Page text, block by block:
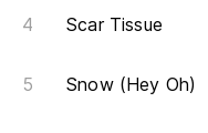
Scar Tissue
Snow (Hey Oh)